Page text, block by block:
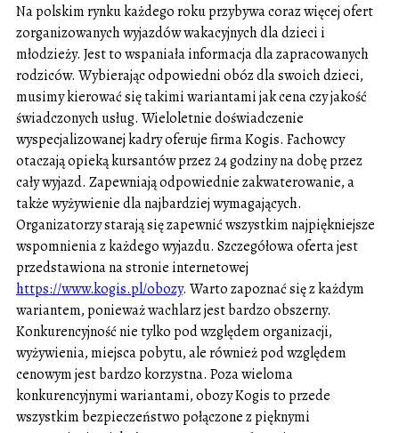
Na polskim rynku każdego roku przybywa coraz więcej ofert
zorganizowanych wyjazdów wakacyjnych dla dzieci i
młodzieży. Jest to wspaniała informacja dla zapracowanych
rodziców. Wybierając odpowiedni obóz dla swoich dzieci,
musimy kierować się takimi wariantami jak cena czy jakość
świadczonych usług. Wieloletnie doświadczenie
wyspecjalizowanej kadry oferuje firma Kogis. Fachowcy
otaczają opieką kursantów przez 24 godziny na dobę przez
cały wyjazd. Zapewniają odpowiednie zakwaterowanie, a
także wyżywienie dla najbardziej wymagających.
Organizatorzy starają się zapewnić wszystkim najpiękniejsze
wspomnienia z każdego wyjazdu. Szczegółowa oferta jest
przedstawiona na stronie internetowej
https://www.kogis.pl/obozy. Warto zapoznać się z każdym
wariantem, ponieważ wachlarz jest bardzo obszerny.
Konkurencyjność nie tylko pod względem organizacji,
wyżywienia, miejsca pobytu, ale również pod względem
cenowym jest bardzo korzystna. Poza wieloma
konkurencyjnymi wariantami, obozy Kogis to przede
wszystkim bezpieczeństwo połączone z pięknymi